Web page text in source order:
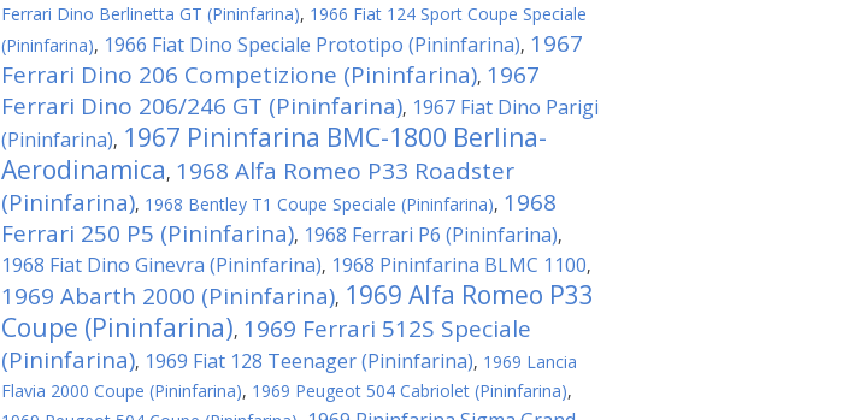
Ferrari Dino Berlinetta GT (Pininfarina), 1966 Fiat 124 Sport Coupe Speciale
(Pininfarina), 1966 Fiat Dino Speciale Prototipo (Pininfarina), 1967
Ferrari Dino 206 Competizione (Pininfarina), 1967
Ferrari Dino 206/246 GT (Pininfarina), 1967 Fiat Dino Parigi
(Pininfarina), 1967 Pininfarina BMC-1800 Berlina-
Aerodinamica, 1968 Alfa Romeo P33 Roadster
(Pininfarina), 1968 Bentley T1 Coupe Speciale (Pininfarina), 1968
Ferrari 250 P5 (Pininfarina), 1968 Ferrari P6 (Pininfarina),
1968 Fiat Dino Ginevra (Pininfarina), 1968 Pininfarina BLMC 1100,
1969 Abarth 2000 (Pininfarina), 1969 Alfa Romeo P33
Coupe (Pininfarina), 1969 Ferrari 512S Speciale
(Pininfarina), 1969 Fiat 128 Teenager (Pininfarina), 1969 Lancia
Flavia 2000 Coupe (Pininfarina), 1969 Peugeot 504 Cabriolet (Pininfarina),